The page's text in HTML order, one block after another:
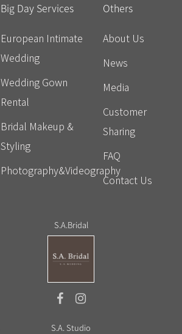
Big Day Services
European Intimate
Wedding
Wedding Gown
Rental
Bridal Makeup &
Styling
Photography&Videography
Others
About Us
News
Media
Customer
Sharing
FAQ
Contact Us
S.A.Bridal
S.A. Studio